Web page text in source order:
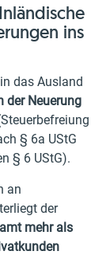
ins
das Ausland
der Neuerung
§ 6a UStG
§ 6 UStG).
an
der
mehr als